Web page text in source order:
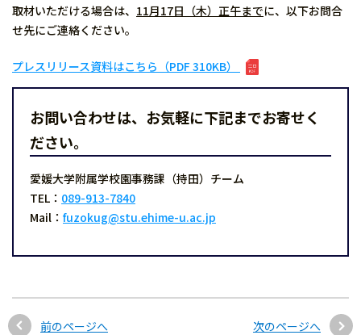
取材いただける場合は、 11月17日（木）正午までに、以下お問合
せ先にご連絡ください。
プレスリリース資料はこちら（PDF 310KB）
お問い合わせは、お気軽に下記までお寄せく
ださい。
愛媛大学附属学校園事務課（持田）チーム
TEL： 089-913-7840
Mail： fuzokug@stu.ehime-u.ac.jp
前のページへ 次のページへ